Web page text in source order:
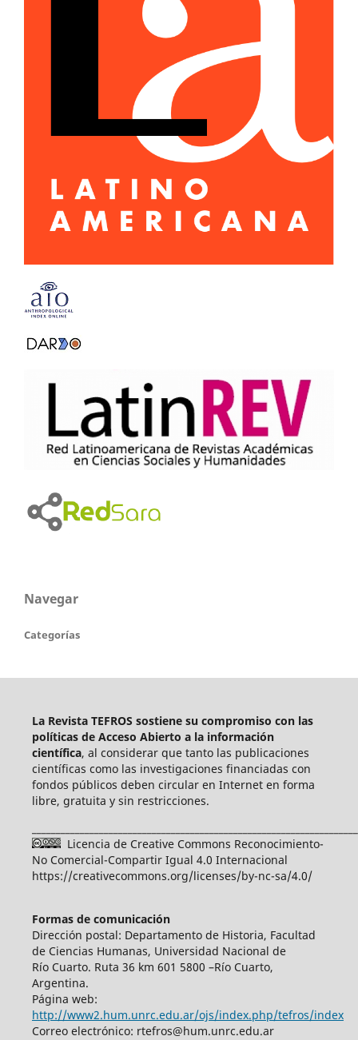
Navegar
Categorías
La Revista TEFROS sostiene su compromiso con las
políticas de Acceso Abierto a la información
científica, al considerar que tanto las publicaciones
científicas como las investigaciones financiadas con
fondos públicos deben circular en Internet en forma
libre, gratuita y sin restricciones.
Licencia de Creative Commons Reconocimiento-
No Comercial-Compartir Igual 4.0 Internacional
https://creativecommons.org/licenses/by-nc-sa/4.0/
Formas de comunicación
Dirección postal: Departamento de Historia, Facultad
de Ciencias Humanas, Universidad Nacional de
Río Cuarto. Ruta 36 km 601 5800 –Río Cuarto,
Argentina.
Página web:
http://www2.hum.unrc.edu.ar/ojs/index.php/tefros/index
Correo electrónico: rtefros@hum.unrc.edu.ar